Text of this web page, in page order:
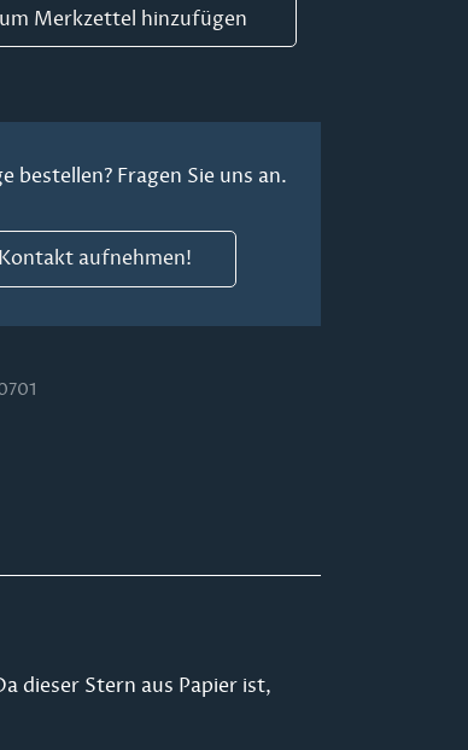
Merkzettel hinzufügen
bestellen? Fragen Sie uns an.
Kontakt aufnehmen!
dieser Stern aus Papier ist,